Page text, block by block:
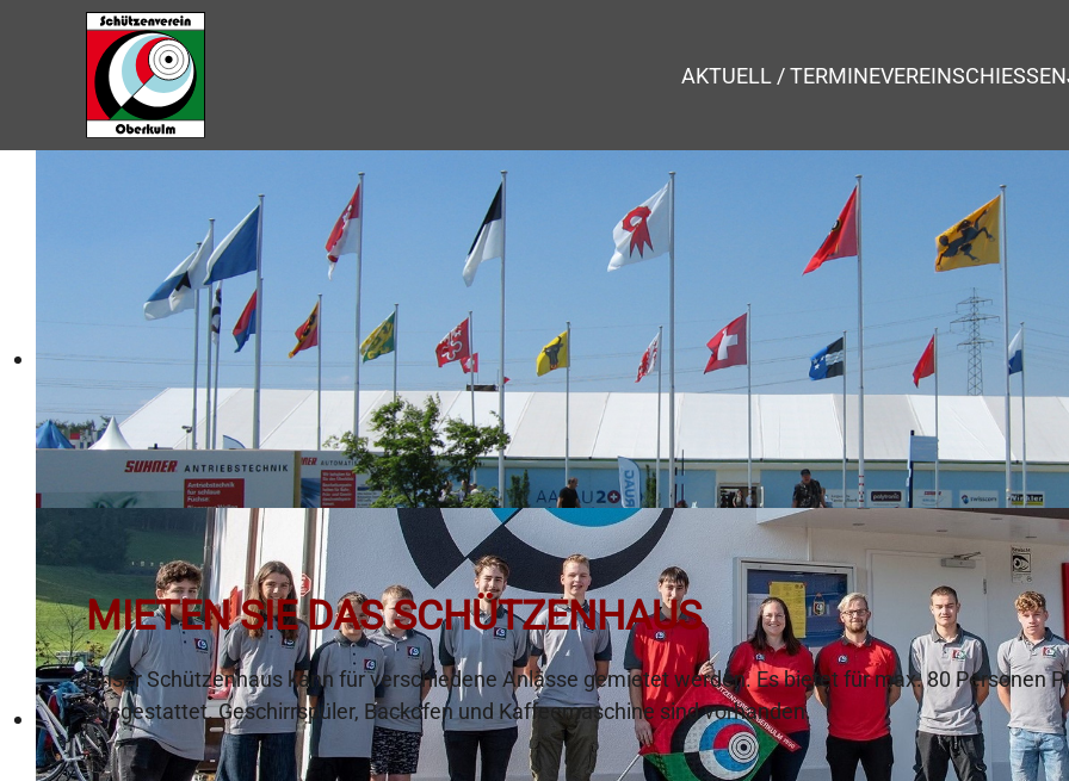
Zum Hauptinhalt springen AKTUELL / TERMINEVEREINSCHIESSEN
MIETEN SIE DAS SCHÜTZENHAUS
Unser Schützenhaus kann für verschiedene Anlässe gemietet werden. Es bietet für max. 80 Personen
ausgestattet. Geschirrspüler, Backofen und Kaffeemaschine sind vorhanden.